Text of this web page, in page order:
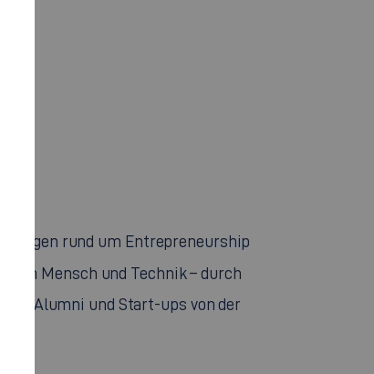
Fragen rund um Entrepreneurship
an Mensch und Technik – durch
Alumni und Start-ups von der